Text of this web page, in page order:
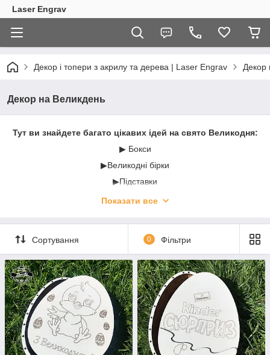
Laser Engrav
Декор і топери з акрилу та дерева | Laser Engrav Декор
Декор на Великдень
Тут ви знайдете багато цікавих ідей на свято Великодня:
▶ Бокси
▶Великодні бірки
▶Підставки
▶Кошики
Показати все
Сортування 0 Фільтри